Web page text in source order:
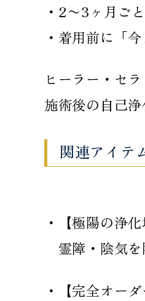
・2〜3ヶ月ご
・着用前に「
ヒーラー・セ
施術後の自己
関連アイテ
・【極陽の浄
霊障・陰気を
・【完全オー